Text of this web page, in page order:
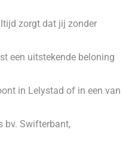
zorgt dat jij zonder
een uitstekende beloning
in Lelystad of in een van
bv. Swifterbant,